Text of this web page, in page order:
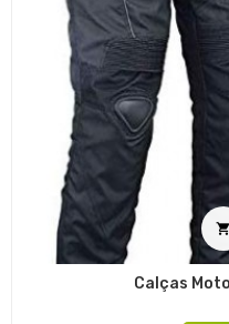

Calças